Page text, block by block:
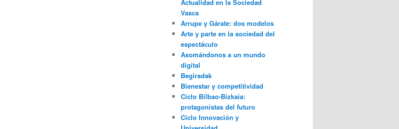
Actualidad en la Sociedad
Vasca
Arrupe y Gárate: dos modelos
Arte y parte en la sociedad del
espectáculo
Asomándonos a un mundo
digital
Begiradak
Bienestar y competitividad
Ciclo Bilbao-Bizkaia:
protagonistas del futuro
Ciclo Innovación y